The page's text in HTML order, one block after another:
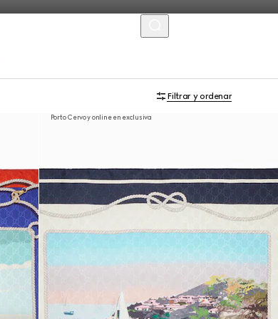
Filtrar y ordenar
Porto Cervo y online en exclusiva